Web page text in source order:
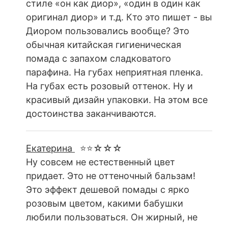
стиле «он как диор», «один в один как
оригинал диор» и т.д. Кто это пишет - вы
Диором пользовались вообще? Это
обычная китайская гигиеническая
помада с запахом сладковатого
парафина. На губах неприятная пленка.
На губах есть розовый оттенок. Ну и
красивый дизайн упаковки. На этом все
достоинства заканчиваются.
Екатерина
⭐⭐☆☆☆
Ну совсем не естественный цвет
придает. Это не оттеночный бальзам!
Это эффект дешевой помады с ярко
розовым цветом, какими бабушки
любили пользоваться. Он жирный, не